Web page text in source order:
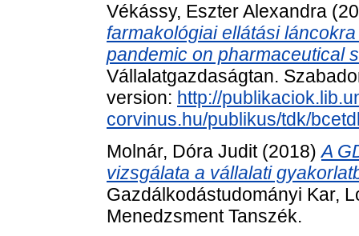
Vékássy, Eszter Alexandra
farmakológiai ellátási
pandemic on pharmaceutical
Vállalatgazdaságtan.
version: http://
corvinus.hu/publikus/tdk/
Molnár, Dóra Judit(2018)A
vizsgálata a vállalati
Gazdálkodástudományi Kar,
Menedzsment Tanszék.